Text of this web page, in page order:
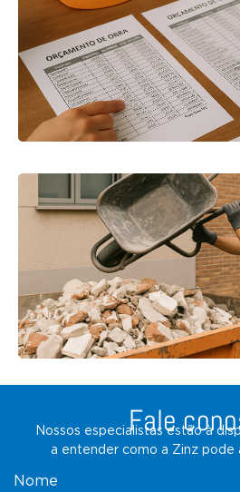
Fale
Nossos especialistas estão à
a entender como a Zinz pode
Nome